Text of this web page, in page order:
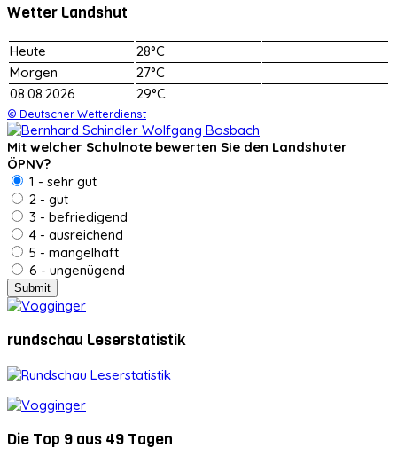
Wetter Landshut
Heute
28°C
Morgen
27°C
08.08.2026
29°C
© Deutscher Wetterdienst
Mit welcher Schulnote bewerten Sie den Landshuter
ÖPNV?
1 - sehr gut
2 - gut
3 - befriedigend
4 - ausreichend
5 - mangelhaft
6 - ungenügend
rundschau Leserstatistik
Die Top 9 aus 49 Tagen